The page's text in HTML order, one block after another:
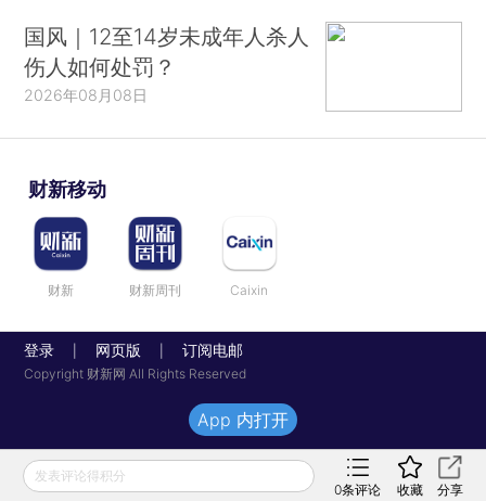
国风｜12至14岁未成年人杀人
伤人如何处罚？
2026年08月08日
财新移动
财新 财新周刊 Caixin
登录 网页版 订阅电邮
Copyright 财新网 All Rights Reserved
发表评论得积分
0条评论 收藏 分享
App 内打开